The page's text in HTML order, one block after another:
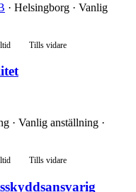
· Helsingborg · Vanlig
Tills vidare
· Vanlig anställning ·
Tills vidare